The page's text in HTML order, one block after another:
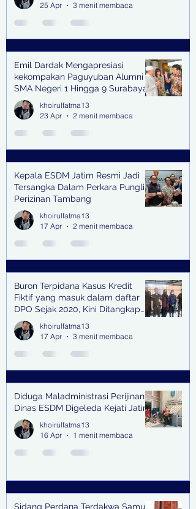
25 Apr
3 menit membaca
Emil Dardak Mengapresiasi
kekompakan Paguyuban Alumni
SMA Negeri 1 Hingga 9 Surabaya
(Pasmanbaya) dalam Kegiatan
Halal Bihalal
khoirulfatma13
23 Apr
2 menit membaca
Kepala ESDM Jatim Resmi Jadi
Tersangka Dalam Perkara Pungli
Perizinan Tambang
khoirulfatma13
17 Apr
2 menit membaca
Buron Terpidana Kasus Kredit
Fiktif yang masuk dalam daftar
DPO Sejak 2020, Kini Ditangkap
Kejari Surabaya
khoirulfatma13
17 Apr
3 menit membaca
Diduga Maladministrasi Perijinan,
Dinas ESDM Digeleda Kejati Jatim
khoirulfatma13
16 Apr
1 menit membaca
Sidang Perdana Terdakwa Samuel